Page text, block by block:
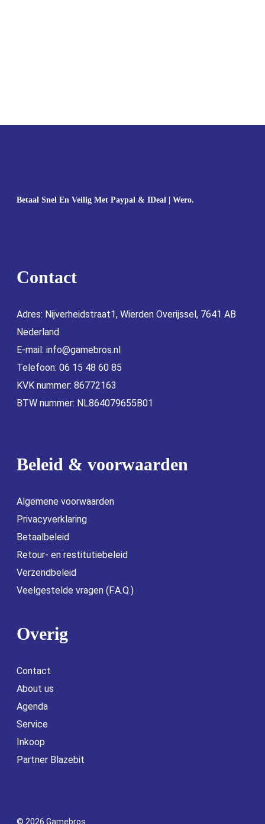
Betaal Snel En Veilig Met Paypal & IDeal | Wero.
Contact
Adres: Nijverheidstraat1, Wierden Overijssel, 7641 AB
Nederland
E-mail: info@gamebros.nl
Telefoon: 06 15 48 60 85
KVK nummer: 86772163
BTW nummer: NL864079655B01
Beleid & voorwaarden
Algemene voorwaarden
Privacyverklaring
Betaalbeleid
Retour- en restitutiebeleid
Verzendbeleid
Veelgestelde vragen (F.A.Q.)
Overig
Contact
About us
Agenda
Service
Inkoop
Partner Blazebit
© 2026 Gamebros.